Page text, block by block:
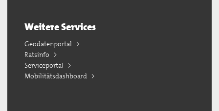
Weitere Services
Geodatenportal
Ratsinfo
Serviceportal
Mobilitätsdashboard